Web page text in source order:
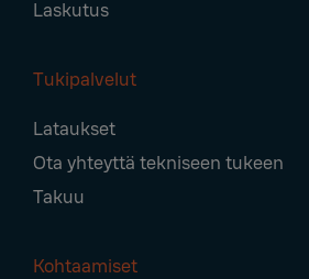
Laskutus
Tukipalvelut
Lataukset
Ota yhteyttä tekniseen tukeen
Takuu
Kohtaamiset